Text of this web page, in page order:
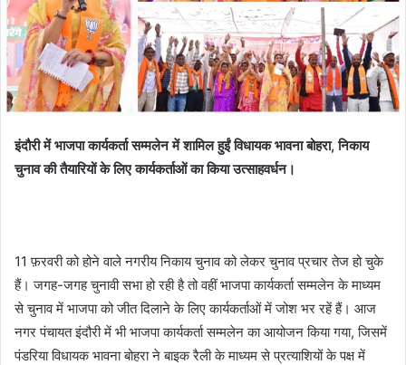
इंदौरी में भाजपा कार्यकर्ता सम्मलेन में शामिल हुईं विधायक भावना बोहरा, निकाय
चुनाव की तैयारियों के लिए कार्यकर्ताओं का किया उत्साहवर्धन।
11 फ़रवरी को होने वाले नगरीय निकाय चुनाव को लेकर चुनाव प्रचार तेज हो चुके
हैं। जगह-जगह चुनावी सभा हो रही है तो वहीं भाजपा कार्यकर्ता सम्मलेन के माध्यम
से चुनाव में भाजपा को जीत दिलाने के लिए कार्यकर्ताओं में जोश भर रहें हैं। आज
नगर पंचायत इंदौरी में भी भाजपा कार्यकर्ता सम्मलेन का आयोजन किया गया, जिसमें
पंडरिया विधायक भावना बोहरा ने बाइक रैली के माध्यम से प्रत्याशियों के पक्ष में